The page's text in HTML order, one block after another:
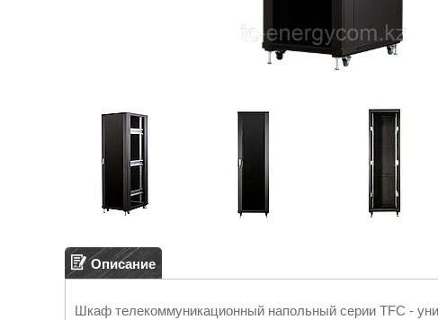
Описание
Шкаф телекоммуникационный напольный серии TFC -